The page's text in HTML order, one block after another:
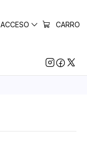
ACCESO CARRO